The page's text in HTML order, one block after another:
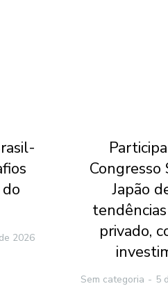
2026
Congresso
Japão
privado,
Sem categoria 5